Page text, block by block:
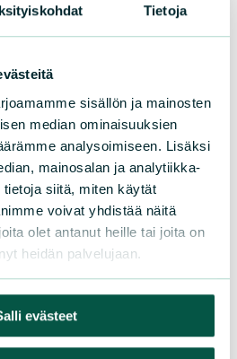
Tietoja
sisällön ja mainosten
median ominaisuuksien
analysoimiseen. Lisäksi
mainosalan ja analytiikka-
siitä, miten käytät
voivat yhdistää näitä
olet antanut heille tai joita on
heidän palvelujaan.
evästeet
ry